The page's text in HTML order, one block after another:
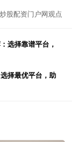
股配资门户网观点
选择靠谱平台，
择最优平台，助